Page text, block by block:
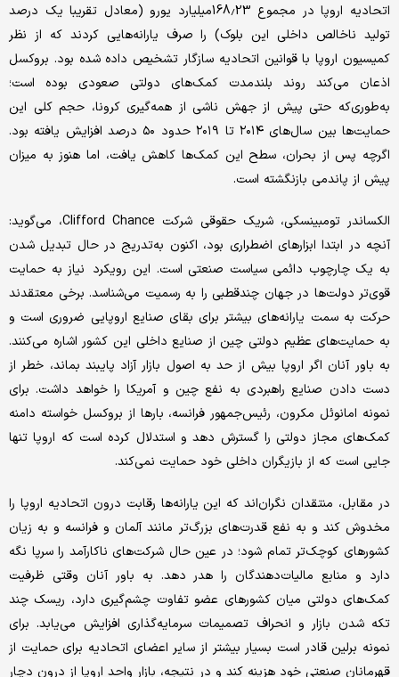
اتحادیه اروپا در مجموع 168.23‌میلیارد یورو (معادل تقریبا یک درصد
تولید ناخالص داخلی این بلوک) را صرف یارانه‌هایی کردند که از نظر
کمیسیون اروپا با قوانین اتحادیه سازگار تشخیص داده شده بود. بروکسل
اذعان می‌کند روند بلندمدت کمک‌های دولتی صعودی بوده است؛
به‌طوری‌که حتی پیش از جهش ناشی از همه‌گیری کرونا، حجم کلی این
حمایت‌ها بین سال‌های ۲۰۱۴ تا ۲۰۱۹ حدود ۵۰ درصد افزایش یافته بود.
اگرچه پس از بحران، سطح این کمک‌ها کاهش یافت، اما هنوز به میزان
پیش از پاندمی بازنگشته است.
الکساندر تومبینسکی، شریک حقوقی شرکت Clifford Chance، می‌گوید:
آنچه در ابتدا ابزارهای اضطراری بود، اکنون به‌تدریج در حال تبدیل شدن
به یک چارچوب دائمی سیاست صنعتی است. این رویکرد نیاز به حمایت
قوی‌تر دولت‌ها در جهان چندقطبی را به رسمیت می‌شناسد. برخی معتقدند
حرکت به سمت یارانه‌های بیشتر برای بقای صنایع اروپایی ضروری است و
به حمایت‌های عظیم دولتی چین از صنایع داخلی این کشور اشاره می‌کنند.
به باور آنان اگر اروپا بیش از حد به اصول بازار آزاد پایبند بماند، خطر از
دست دادن صنایع راهبردی به نفع چین و آمریکا را خواهد داشت. برای
نمونه امانوئل مکرون، رئیس‌جمهور فرانسه، بارها از بروکسل خواسته دامنه
کمک‌های مجاز دولتی را گسترش دهد و استدلال کرده است که اروپا تنها
جایی است که از بازیگران داخلی خود حمایت نمی‌کند.
در مقابل، منتقدان نگران‌اند که این یارانه‌ها رقابت درون اتحادیه اروپا را
مخدوش کند و به نفع قدرت‌های بزرگ‌تر مانند آلمان و فرانسه و به زیان
کشورهای کوچک‌تر تمام شود؛ در عین حال شرکت‌های ناکارآمد را سرپا نگه
دارد و منابع مالیات‌دهندگان را هدر دهد. به باور آنان وقتی ظرفیت
کمک‌های دولتی میان کشورهای عضو تفاوت چشم‌گیری دارد، ریسک چند
تکه شدن بازار و انحراف تصمیمات سرمایه‌گذاری افزایش می‌یابد. برای
نمونه برلین قادر است بسیار بیشتر از سایر اعضای اتحادیه برای حمایت از
قهرمانان صنعتی خود هزینه کند و در نتیجه، بازار واحد اروپا از درون دچار